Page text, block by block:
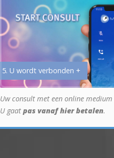
5. U wordt verbonden +
Uw consult met een online
U gaat pas vanaf hier betalen.